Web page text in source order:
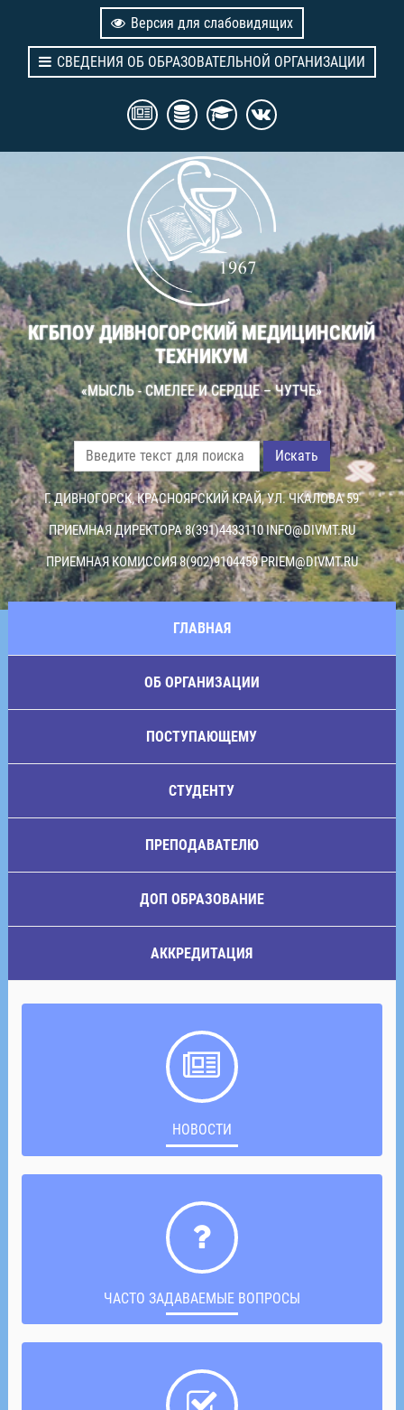
Версия для слабовидящих
СВЕДЕНИЯ ОБ ОБРАЗОВАТЕЛЬНОЙ ОРГАНИЗАЦИИ
КГБПОУ ДИВНОГОРСКИЙ МЕДИЦИНСКИЙ
ТЕХНИКУМ
«МЫСЛЬ - СМЕЛЕЕ И СЕРДЦЕ – ЧУТЧЕ»
Искать
Г. ДИВНОГОРСК, КРАСНОЯРСКИЙ КРАЙ, УЛ. ЧКАЛОВА 59
ПРИЕМНАЯ ДИРЕКТОРА 8(391)4433110INFO@DIVMT.RU
ПРИЕМНАЯ КОМИССИЯ 8(902)9104459PRIEM@DIVMT.RU
ГЛАВНАЯ
ОБ ОРГАНИЗАЦИИ
ПОСТУПАЮЩЕМУ
СТУДЕНТУ
ПРЕПОДАВАТЕЛЮ
ДОП ОБРАЗОВАНИЕ
АККРЕДИТАЦИЯ
НОВОСТИ
ЧАСТО ЗАДАВАЕМЫЕ ВОПРОСЫ